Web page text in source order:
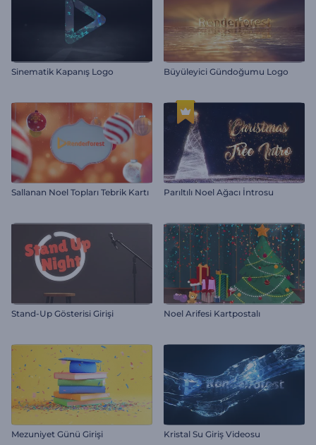
Sinematik Kapanış Logo Büyüleyici Gündoğumu Logo
Sallanan Noel Topları Tebrik Kartı Parıltılı Noel Ağacı İntrosu
Stand-Up Gösterisi Girişi Noel Arifesi Kartpostalı
Mezuniyet Günü Girişi Kristal Su Giriş Videosu